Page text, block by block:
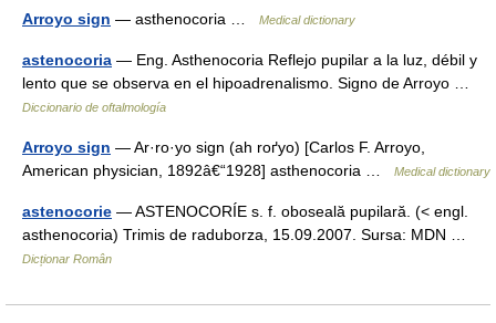
Arroyo sign — asthenocoria … Medical dictionary
astenocoria — Eng. Asthenocoria Reflejo pupilar a la luz, débil y
lento que se observa en el hipoadrenalismo. Signo de Arroyo …
Diccionario de oftalmología
Arroyo sign — Ar·ro·yo sign (ah roґyo) [Carlos F. Arroyo,
American physician, 1892â€“1928] asthenocoria …
Medical dictionary
astenocorie — ASTENOCORÍE s. f. oboseală pupilară. (< engl.
asthenocoria) Trimis de raduborza, 15.09.2007. Sursa: MDN …
Dicționar Român